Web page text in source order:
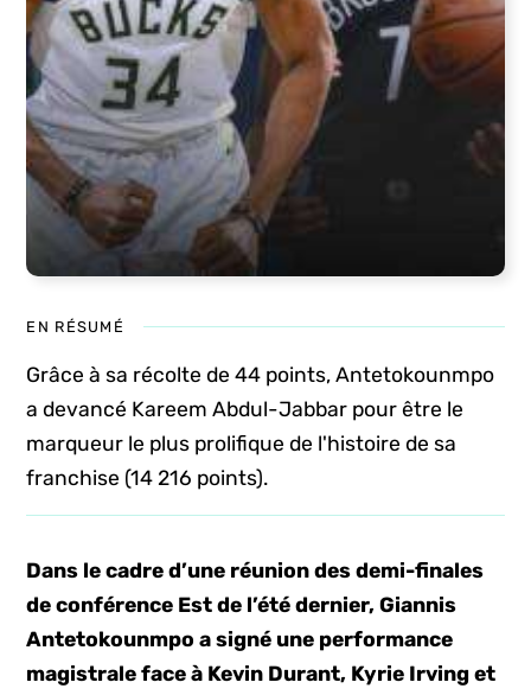
EN RÉSUMÉ
Grâce à sa récolte de 44 points, Antetokounmpo
a devancé Kareem Abdul-Jabbar pour être le
marqueur le plus prolifique de l'histoire de sa
franchise (14 216 points).
Dans le cadre d’une réunion des demi-finales
de conférence Est de l’été dernier, Giannis
Antetokounmpo a signé une performance
magistrale face à Kevin Durant, Kyrie Irving et